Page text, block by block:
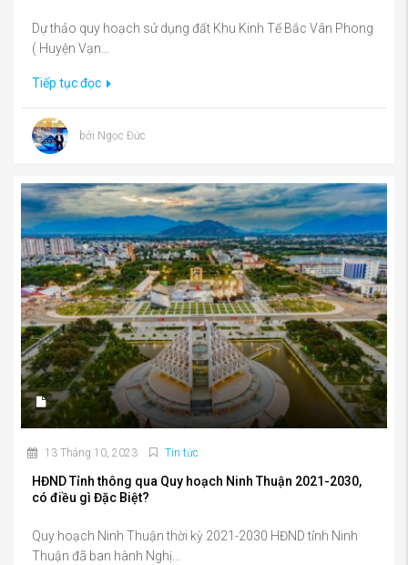
Dự thảo quy hoạch sử dụng đất Khu Kinh Tế Bắc Vân Phong
( Huyện Vạn...
Tiếp tục đọc
bởi Ngọc Đức
13 Tháng 10, 2023 Tin tức
HĐND Tỉnh thông qua Quy hoạch Ninh Thuận 2021-2030,
có điều gì Đặc Biệt?
Quy hoạch Ninh Thuận thời kỳ 2021-2030 HĐND tỉnh Ninh
Thuận đã ban hành Nghị...